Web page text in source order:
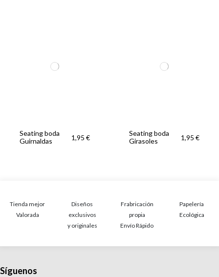
Seating boda
Guirnaldas
1,95 €
Seating boda
Girasoles
1,95 €
Tienda mejor
Valorada
Diseños
exclusivos
y originales
Frabricación
propia
Envío Rápido
Papelería
Ecológica
Síguenos